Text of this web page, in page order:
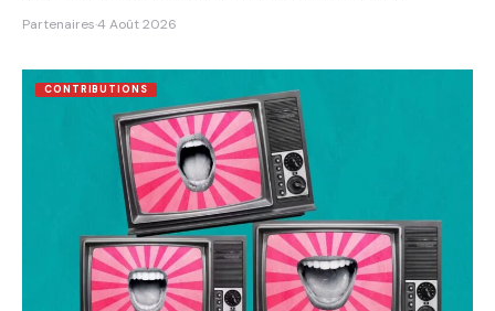
Partenaires·4 Août 2026
CONTRIBUTIONS